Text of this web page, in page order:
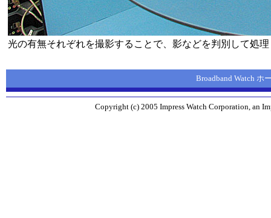
光の有無それぞれを撮影することで、影などを判別して処
Broadband Watch ホ
Copyright (c) 2005 Impress Watch Corporation, an